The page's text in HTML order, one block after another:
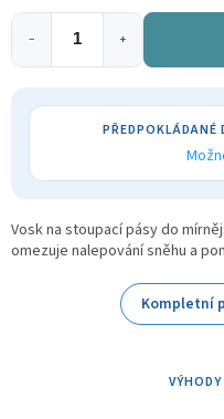
+
−
Vosk na stoupací pásy do
omezuje nalepování sněhu a
Kompletní